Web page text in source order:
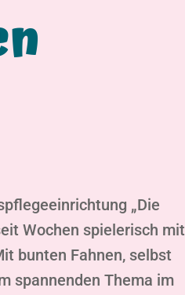
„Die
Wochen spielerisch mit
bunten Fahnen, selbst
spannenden Thema im